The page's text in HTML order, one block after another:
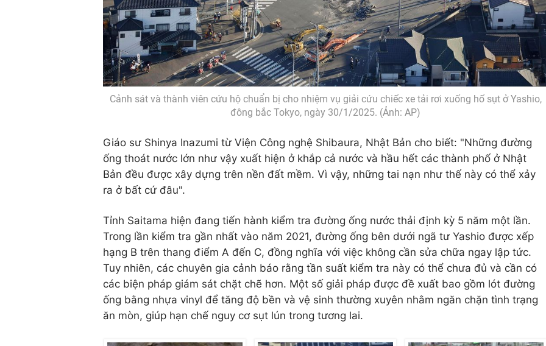
Cảnh sát và thành viên cứu hộ chuẩn bị cho nhiệm vụ giải cứu chiếc xe tải rơi xuống hố sụt ở Yashio,
đông bắc Tokyo, ngày 30/1/2025. (Ảnh: AP)
Giáo sư Shinya Inazumi từ Viện Công nghệ Shibaura, Nhật Bản cho biết: "Những đường
ống thoát nước lớn như vậy xuất hiện ở khắp cả nước và hầu hết các thành phố ở Nhật
Bản đều được xây dựng trên nền đất mềm. Vì vậy, những tai nạn như thế này có thể xảy
ra ở bất cứ đâu".
Tỉnh Saitama hiện đang tiến hành kiểm tra đường ống nước thải định kỳ 5 năm một lần.
Trong lần kiểm tra gần nhất vào năm 2021, đường ống bên dưới ngã tư Yashio được xếp
hạng B trên thang điểm A đến C, đồng nghĩa với việc không cần sửa chữa ngay lập tức.
Tuy nhiên, các chuyên gia cảnh báo rằng tần suất kiểm tra này có thể chưa đủ và cần có
các biện pháp giám sát chặt chẽ hơn. Một số giải pháp được đề xuất bao gồm lót đường
ống bằng nhựa vinyl để tăng độ bền và vệ sinh thường xuyên nhằm ngăn chặn tình trạng
ăn mòn, giúp hạn chế nguy cơ sụt lún trong tương lai.